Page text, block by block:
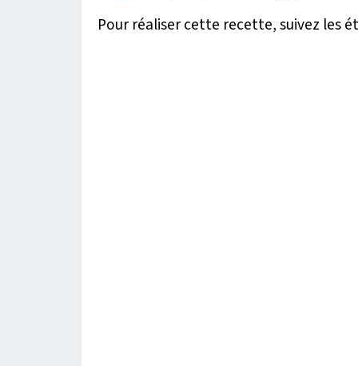
Pour réaliser cette recette, suivez les